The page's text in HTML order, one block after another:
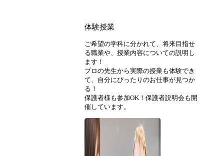
体験授業
ご希望の学科に分かれて、将来目指せ
る職業や、授業内容についての説明し
ます！
プロの先生から実際の授業も体験でき
て、自分にぴったりのお仕事が見つか
る！
保護者様も参加OK！保護者説明会も開
催しています。